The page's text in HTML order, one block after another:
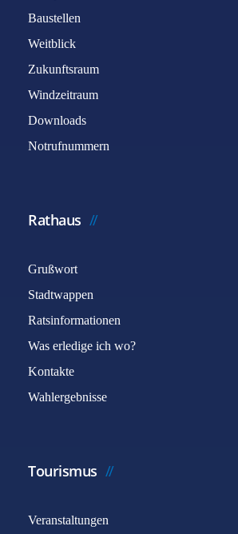
Baustellen
Weitblick
Zukunftsraum
Windzeitraum
Downloads
Notrufnummern
Rathaus
Grußwort
Stadtwappen
Ratsinformationen
Was erledige ich wo?
Kontakte
Wahlergebnisse
Tourismus
Veranstaltungen